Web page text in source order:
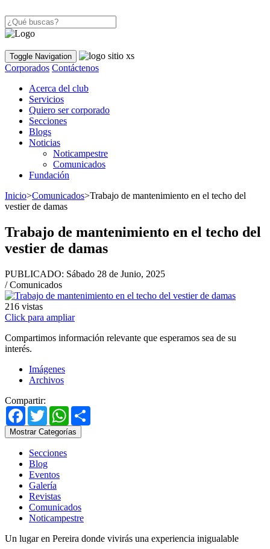
Toggle Navigation
Corporados Contáctenos
Acerca del club
Servicios
Quiero ser corporado
Secciones
Blogs
Noticias
Noticampestre
Comunicados
Fundación
Inicio>Comunicados>Trabajo de mantenimiento en el techo del
vestier de damas
Trabajo de mantenimiento en el techo del
vestier de damas
PUBLICADO: Sábado 28 de Junio, 2025
/ Comunicados
216 vistas
Click para ampliar
Compartimos información relevante que esperamos sea de su
interés.
Imágenes
Archivos
Compartir:
Facebook
TwitterWhatsApp
Mostrar Categorías
Secciones
Blog
Eventos
Galería
Revistas
Comunicados
Noticampestre
Un lugar en Pereira donde vivirás una experiencia inigualable